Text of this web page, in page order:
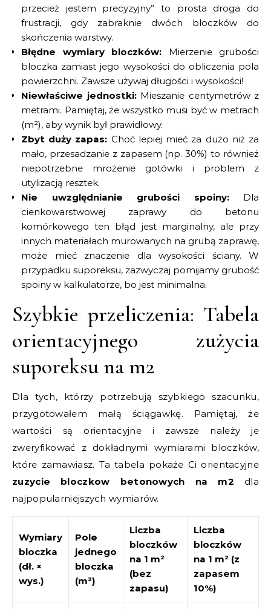
przecież jestem precyzyjny” to prosta droga do
frustracji, gdy zabraknie dwóch bloczków do
skończenia warstwy.
Błędne wymiary bloczków: Mierzenie grubości
bloczka zamiast jego wysokości do obliczenia pola
powierzchni. Zawsze używaj długości i wysokości!
Niewłaściwe jednostki:Mieszanie centymetrów z
metrami. Pamiętaj, że wszystko musi być w metrach
(m²), aby wynik był prawidłowy.
Zbyt duży zapas: Choć lepiej mieć za dużo niż za
mało, przesadzanie z zapasem (np. 30%) to również
niepotrzebne mrożenie gotówki i problem z
utylizacją resztek.
Nie uwzględnianie grubości spoiny:Dla
cienkowarstwowej zaprawy do betonu
komórkowego ten błąd jest marginalny, ale przy
innych materiałach murowanych na grubą zaprawę,
może mieć znaczenie dla wysokości ściany. W
przypadku suporeksu, zazwyczaj pomijamy grubość
spoiny w kalkulatorze, bo jest minimalna.
Szybkie przeliczenia: Tabela
orientacyjnego zużycia
suporeksu na m2
Dla tych, którzy potrzebują szybkiego szacunku,
przygotowałem małą ściągawkę. Pamiętaj, że
wartości są orientacyjne i zawsze należy je
zweryfikować z dokładnymi wymiarami bloczków,
które zamawiasz. Ta tabela pokaże Ci orientacyjne
zuzycie bloczkow betonowych na m2 dla
najpopularniejszych wymiarów.
Wymiary
bloczka
(dł. ×
wys.)
Pole
jednego
bloczka
(m²)
Liczba
bloczków
na 1 m²
(bez
zapasu)
Liczba
bloczków
na 1 m² (z
zapasem
10%)